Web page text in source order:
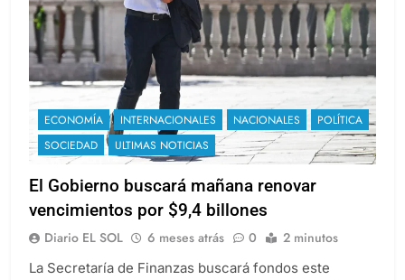
ECONOMÍA INTERNACIONALES NACIONALES
POLÍTICA
SOCIEDAD
ULTIMAS NOTICIAS
El Gobierno buscará mañana renovar
vencimientos por $9,4 billones
Diario EL SOL 6 meses atrás 0 2 minutos
La Secretaría de Finanzas buscará fondos este